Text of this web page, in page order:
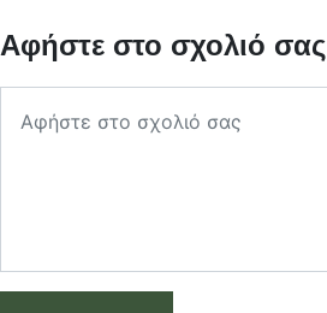
Αφήστε στο σχολιό σας